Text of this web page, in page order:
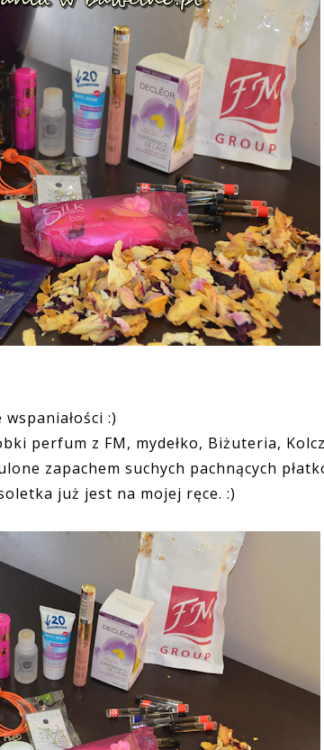
wspaniałości :)
perfum z FM, mydełko, Biżuteria,
zapachem suchych pachnących
już jest na mojej ręce. :)